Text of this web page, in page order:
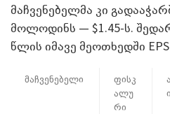
მაჩვენებელმა კი
მოლოდინს — $1.45-ს.
წლის იმავე მეოთხედში
მაჩვენებელი
ფისკ
ალუ
რი